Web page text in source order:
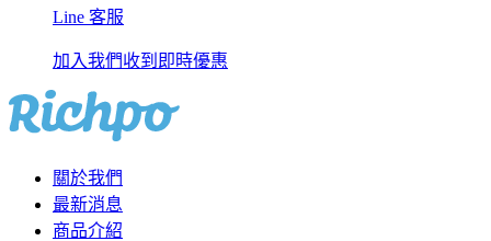
Line 客服
加入我們收到即時優惠
關於我們
最新消息
商品介紹